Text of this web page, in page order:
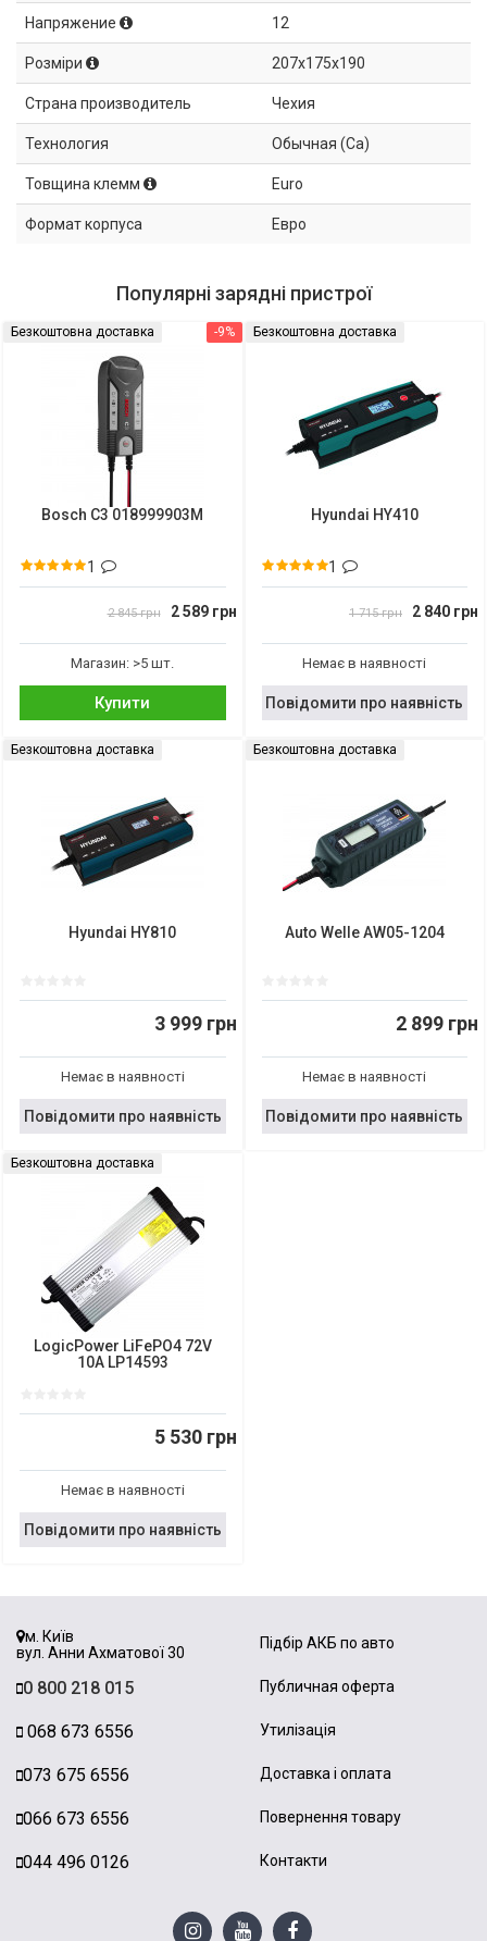
Напряжение 12
Розміри 207x175x190
Страна производитель Чехия
Технология Обычная (Ca)
Товщина клемм Euro
Формат корпуса Евро
Популярні зарядні пристрої
-9%
Безкоштовна доставка
Bosch C3 018999903M
1
2 845 грн 2 589 грн
Магазин: >5 шт.
Купити
Безкоштовна доставка
Hyundai HY410
1
1 715 грн 2 840 грн
Немає в наявності
Повідомити про наявність
Безкоштовна доставка
Hyundai HY810
3 999 грн
Немає в наявності
Повідомити про наявність
Безкоштовна доставка
Auto Welle AW05-1204
2 899 грн
Немає в наявності
Повідомити про наявність
Безкоштовна доставка
LogicPower LiFePO4 72V
10A LP14593
5 530 грн
Немає в наявності
Повідомити про наявність
м. Київ
вул. Анни Ахматової 30
0 800 218 015
068 673 6556
073 675 6556
066 673 6556
044 496 0126
Підбір АКБ по авто
Публичная оферта
Утилізація
Доставка і оплата
Повернення товару
Контакти